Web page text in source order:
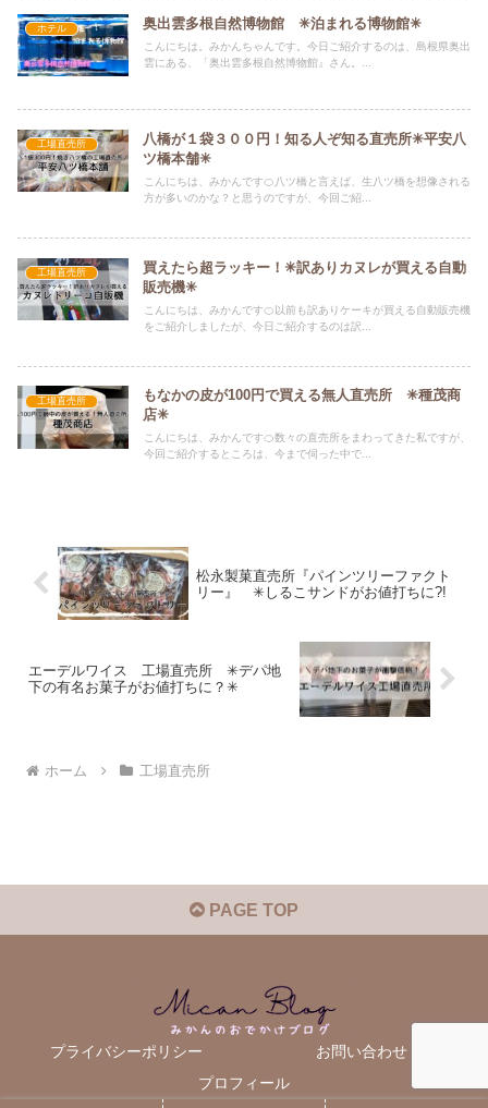
ホテル 奥出雲多根自然博物館 ✳︎泊まれる博物館✳︎
こんにちは。みかんちゃんです。今日ご紹介するのは、島根県奥出
雲にある、「奥出雲多根自然博物館』さん。...
工場直売所
八橋が１袋３００円！知る人ぞ知る直売所✳︎平安八
ツ橋本舗✳︎
こんにちは、みかんです🍊八ツ橋と言えば、生八ツ橋を想像される
方が多いのかな？と思うのですが、今回ご紹...
工場直売所
買えたら超ラッキー！✳︎訳ありカヌレが買える自動
販売機✳︎
こんにちは、みかんです🍊以前も訳ありケーキが買える自動販売機
をご紹介しましたが、今日ご紹介するのは訳...
工場直売所
もなかの皮が100円で買える無人直売所 ✳︎種茂商
店✳︎
こんにちは、みかんです🍊数々の直売所をまわってきた私ですが、
今回ご紹介するところは、今まで伺った中で...
松永製菓直売所『パインツリーファクト
リー』 ✳︎しるこサンドがお値打ちに?!
エーデルワイス 工場直売所 ✳︎デパ地
下の有名お菓子がお値打ちに？✳︎
ホーム 工場直売所
PAGE TOP
プライバシーポリシー
お問い合わせ
プロフィール